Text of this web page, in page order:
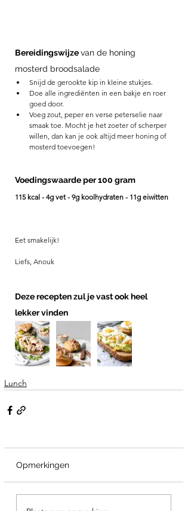
Bereidingswijze van de honing
mosterd broodsalade
Snijd de gerookte kip in kleine stukjes.
Doe alle ingrediënten in een bakje en roer
goed door.
Voeg zout, peper en verse peterselie naar
smaak toe. Mocht je het zoeter of scherper
willen, dan kan je ook altijd meer honing of
mosterd toevoegen!
Voedingswaarde per 100 gram
115 kcal - 4g vet - 9g koolhydraten - 11g eiwitten
Eet smakelijk!
Liefs, Anouk
Deze recepten zul je vast ook heel
lekker vinden
Lunch
Opmerkingen